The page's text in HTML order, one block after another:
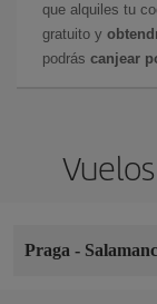
que alquiles tu
gratuito y
podrás canjear
Praga -